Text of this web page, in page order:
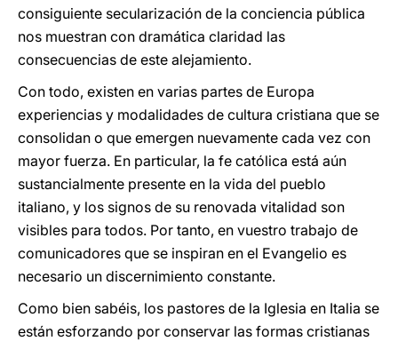
consiguiente secularización de la conciencia pública
nos muestran con dramática claridad las
consecuencias de este alejamiento.
Con todo, existen en varias partes de Europa
experiencias y modalidades de cultura cristiana que se
consolidan o que emergen nuevamente cada vez con
mayor fuerza. En particular, la fe católica está aún
sustancialmente presente en la vida del pueblo
italiano, y los signos de su renovada vitalidad son
visibles para todos. Por tanto, en vuestro trabajo de
comunicadores que se inspiran en el Evangelio es
necesario un discernimiento constante.
Como bien sabéis, los pastores de la Iglesia en Italia se
están esforzando por conservar las formas cristianas